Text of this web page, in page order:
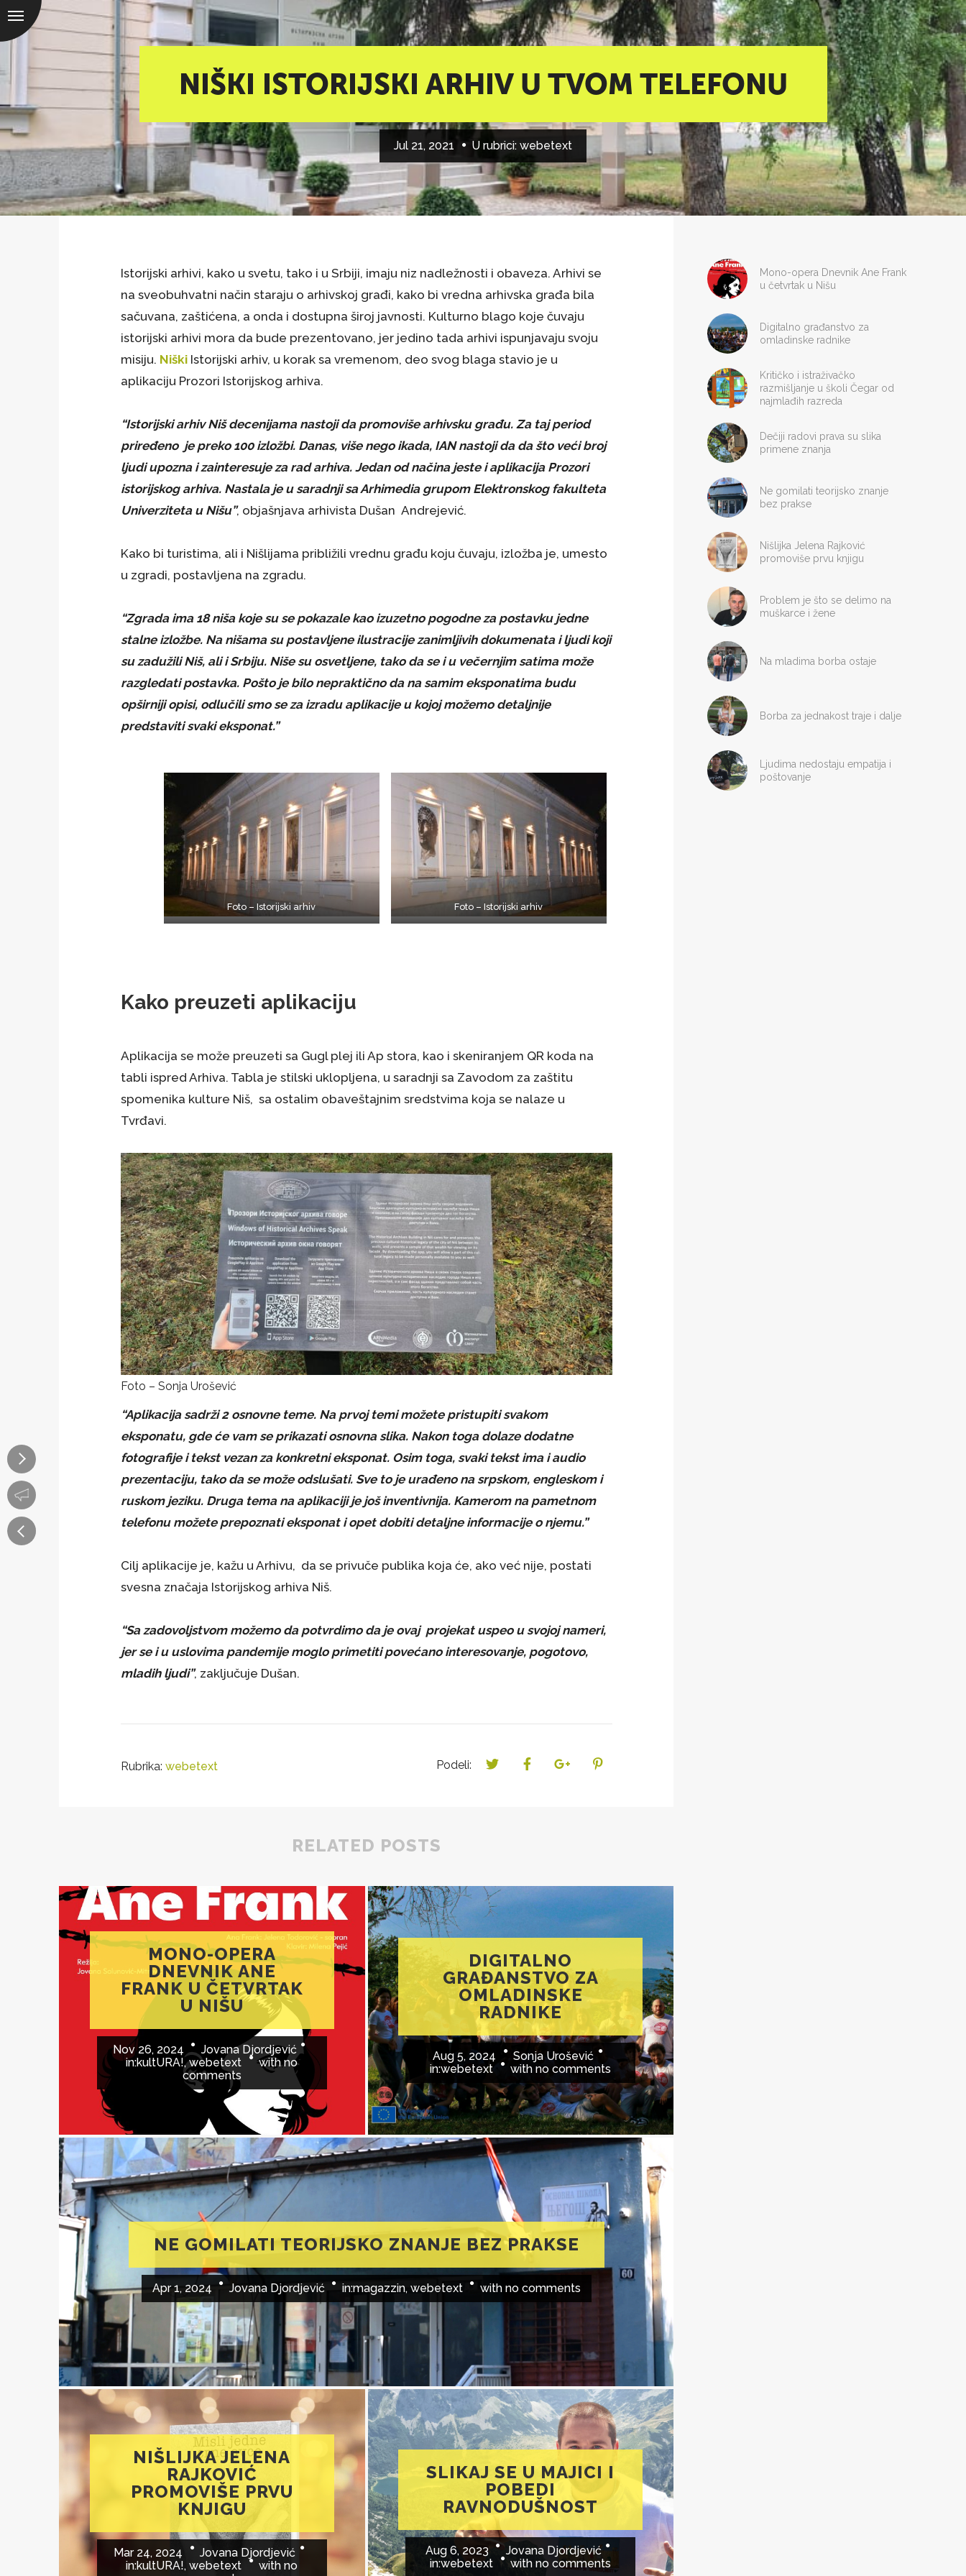
NIŠKI ISTORIJSKI ARHIV U TVOM TELEFONU
Jul 21, 2021 U rubrici: webetext
Istorijski arhivi, kako u svetu, tako i u Srbiji, imaju niz nadležnosti i obaveza. Arhivi se
na sveobuhvatni način staraju o arhivskoj građi, kako bi vredna arhivska građa bila
sačuvana, zaštićena, a onda i dostupna široj javnosti. Kulturno blago koje čuvaju
istorijski arhivi mora da bude prezentovano, jer jedino tada arhivi ispunjavaju svoju
misiju. NiškiIstorijski arhiv, u korak sa vremenom, deo svog blaga stavio je u
aplikaciju Prozori Istorijskog arhiva.
“Istorijski arhiv Niš decenijama nastoji da promoviše arhivsku građu. Za taj period
priređeno je preko 100 izložbi. Danas, više nego ikada, IAN nastoji da da što veći broj
ljudi upozna i zainteresuje za rad arhiva. Jedan od načina jeste i aplikacija Prozori
istorijskog arhiva. Nastala je u saradnji sa Arhimedia grupom Elektronskog fakulteta
Univerziteta u Nišu”, objašnjava arhivista Dušan Andrejević.
Kako bi turistima, ali i Nišlijama približili vrednu građu koju čuvaju, izložba je, umesto
u zgradi, postavljena na zgradu.
“Zgrada ima 18 niša koje su se pokazale kao izuzetno pogodne za postavku jedne
stalne izložbe. Na nišama su postavljene ilustracije zanimljivih dokumenata i ljudi koji
su zadužili Niš, ali i Srbiju. Niše su osvetljene, tako da se i u večernjim satima može
razgledati postavka. Pošto je bilo nepraktično da na samim eksponatima budu
opširniji opisi, odlučili smo se za izradu aplikacije u kojoj možemo detaljnije
predstaviti svaki eksponat.”
Foto – Istorijski arhiv Foto – Istorijski arhiv
Kako preuzeti aplikaciju
Aplikacija se može preuzeti sa Gugl plej ili Ap stora, kao i skeniranjem QR koda na
tabli ispred Arhiva. Tabla je stilski uklopljena, u saradnji sa Zavodom za zaštitu
spomenika kulture Niš, sa ostalim obaveštajnim sredstvima koja se nalaze u
Tvrđavi.
Foto – Sonja Urošević
“Aplikacija sadrži 2 osnovne teme. Na prvoj temi možete pristupiti svakom
eksponatu, gde će vam se prikazati osnovna slika. Nakon toga dolaze dodatne
fotografije i tekst vezan za konkretni eksponat. Osim toga, svaki tekst ima i audio
prezentaciju, tako da se može odslušati. Sve to je urađeno na srpskom, engleskom i
ruskom jeziku. Druga tema na aplikaciji je još inventivnija. Kamerom na pametnom
telefonu možete prepoznati eksponat i opet dobiti detaljne informacije o njemu.”
Cilj aplikacije je, kažu u Arhivu, da se privuče publika koja će, ako već nije, postati
svesna značaja Istorijskog arhiva Niš.
“Sa zadovoljstvom možemo da potvrdimo da je ovaj projekat uspeo u svojoj nameri,
jer se i u uslovima pandemije moglo primetiti povećano interesovanje, pogotovo,
mladih ljudi”, zaključuje Dušan.
Rubrika: webetext Podeli:
RELATED POSTS
MONO-OPERA
DNEVNIK ANE
FRANK U ČETVRTAK
U NIŠU
Nov 26, 2024
Jovana Djordjević
in:kultURA!,webetext withno
comments
DIGITALNO
GRAĐANSTVO ZA
OMLADINSKE
RADNIKE
Aug 5, 2024
Sonja Urošević
in:webetext withno comments
NE GOMILATI TEORIJSKO ZNANJE BEZ PRAKSE
Apr 1, 2024 Jovana Djordjević in:magazzin, webetext with no comments
NIŠLIJKA JELENA
RAJKOVIĆ
PROMOVIŠE PRVU
KNJIGU
Mar 24, 2024
Jovana Djordjević
in:kultURA!,webetext withno
SLIKAJ SE U MAJICI I
POBEDI
RAVNODUŠNOST
Aug 6, 2023
Jovana Djordjević
in:webetext withno comments
Mono-opera Dnevnik Ane Frank
u četvrtak u Nišu
Digitalno građanstvo za
omladinske radnike
Kritičko i istraživačko
razmišljanje u školi Čegar od
najmlađih razreda
Dečiji radovi prava su slika
primene znanja
Ne gomilati teorijsko znanje
bez prakse
Nišlijka Jelena Rajković
promoviše prvu knjigu
Problem je što se delimo na
muškarce i žene
Na mladima borba ostaje
Borba za jednakost traje i dalje
Ljudima nedostaju empatija i
poštovanje